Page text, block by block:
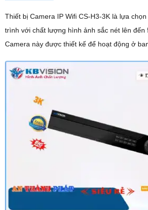
Thiết bị Camera IP Wifi CS-H3-3K là lựa
trình với chất lượng hình ảnh sắc nét lên đến
Camera này được thiết kế để hoạt động ở